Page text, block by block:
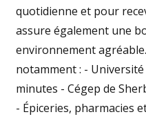
quotidienne et pour
assure également une
environnement
notamment : -
minutes - Cégep de
- Épiceries, pharmacies